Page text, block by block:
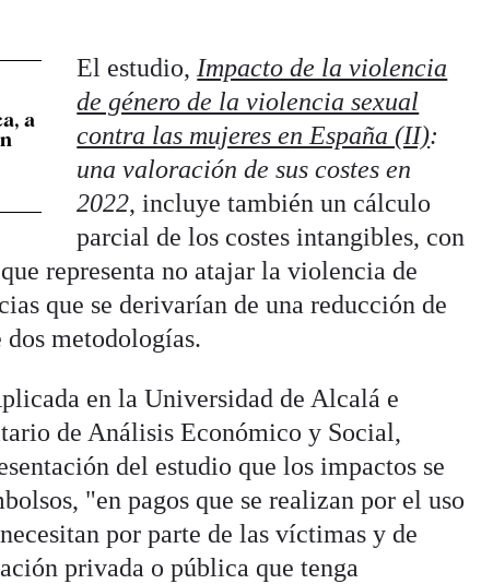
a
El estudio, Impacto de la violencia
de género de la violencia sexual
contra las mujeres en España (II):
una valoración de sus costes en
2022, incluye también un cálculo
parcial de los costes intangibles, con
representa no atajar la violencia de
que se derivarían de una reducción de
metodologías.
en la Universidad de Alcalá e
de Análisis Económico y Social,
del estudio que los impactos se
"en pagos que se realizan por el uso
por parte de las víctimas y de
privada o pública que tenga